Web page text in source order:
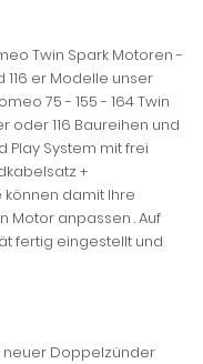
Twin Spark Motoren -
116 er Modelle unser
75 - 155 - 164 Twin
oder 116 Baureihen und
Play System mit frei
+
können damit Ihre
Motor anpassen . Auf
fertig eingestellt und
neuer Doppelzünder